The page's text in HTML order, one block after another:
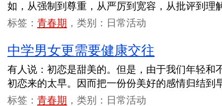
如，从强制到尊重，从严厉到宽容，从批评到
标签： 青春期 ，类别：日常活动
中学男女更需要健康交往
有人说：初恋是甜美的。但是，由于我们年轻和
初恋来的太早。因而把一份份美好的感情归结到
标签： 青春期 ，类别：日常活动